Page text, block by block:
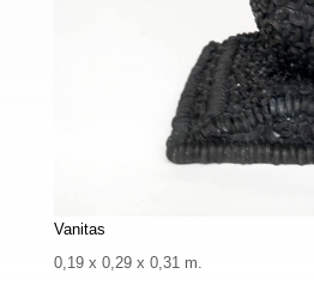
Vanitas
0,19 x 0,29 x 0,31 m.